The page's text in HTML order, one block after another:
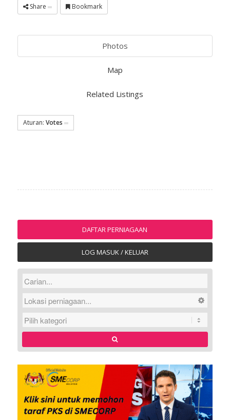
Share Bookmark
Photos
Map
Related Listings
Aturan: Votes
DAFTAR PERNIAGAAN
LOG MASUK / KELUAR